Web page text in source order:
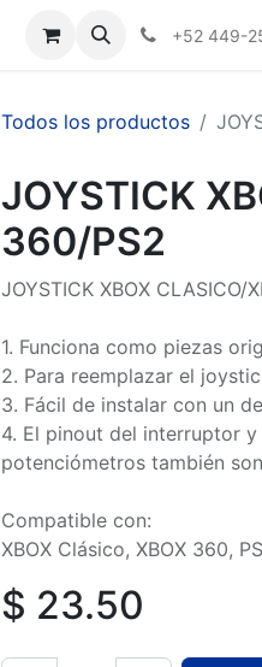
+52 449-
Todos los productos
JOYSTICK
360/PS2
JOYSTICK XBOX CLASICO/
1. Funciona como piezas
2. Para reemplazar el
3. Fácil de instalar con un
4. El pinout del interruptor
potenciómetros también
Compatible con:
XBOX Clásico, XBOX 360,
$ 23.50